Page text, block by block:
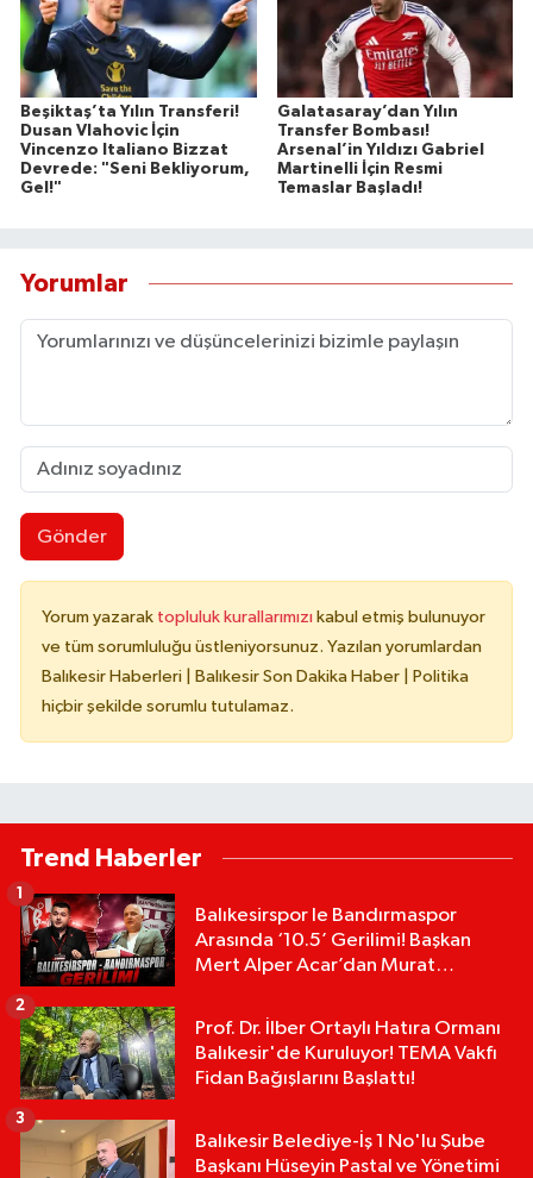
Beşiktaş’ta Yılın Transferi!
Dusan Vlahovic İçin
Vincenzo Italiano Bizzat
Devrede: "Seni Bekliyorum,
Gel!"
Galatasaray’dan Yılın
Transfer Bombası!
Arsenal’in Yıldızı Gabriel
Martinelli İçin Resmi
Temaslar Başladı!
Yorumlar
Gönder
Yorum yazarak topluluk kurallarımızı kabul etmiş bulunuyor
ve tüm sorumluluğu üstleniyorsunuz. Yazılan yorumlardan
Balıkesir Haberleri | Balıkesir Son Dakika Haber | Politika
hiçbir şekilde sorumlu tutulamaz.
Trend Haberler
Balıkesirspor le Bandırmaspor
Arasında ‘10.5’ Gerilimi! Başkan
Mert Alper Acar’dan Murat
1
Prof. Dr. İlber Ortaylı Hatıra Ormanı
Balıkesir'de Kuruluyor! TEMA Vakfı
Fidan Bağışlarını Başlattı!
2
Balıkesir Belediye-İş 1 No'lu Şube
Başkanı Hüseyin Pastal ve Yönetimi
3